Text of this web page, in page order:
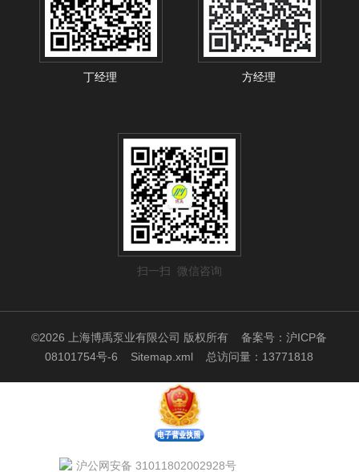
丁经理 方经理
扫一扫 微信咨询
©2026 上海博禹泵业有限公司 版权所有备案号：沪ICP备
08101754号-6
Sitemap.xml 总访问量：13771818
沪公网安备 31011802002928号